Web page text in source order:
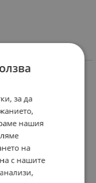
T1 1/4 и с
Време на работа
за да
нашия
на
с нашите